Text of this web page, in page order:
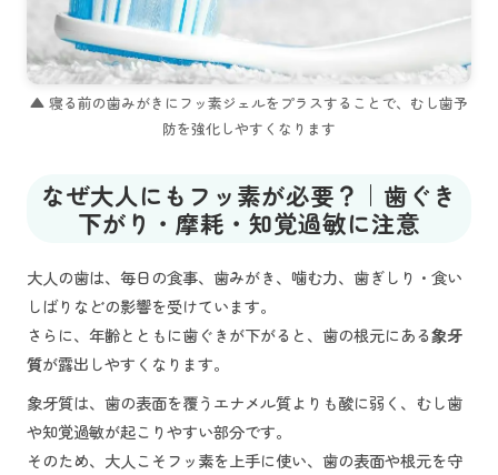
▲ 寝る前の歯みがきにフッ素ジェルをプラスすることで、むし歯予
防を強化しやすくなります
なぜ大人にもフッ素が必要？｜歯ぐき
下がり・摩耗・知覚過敏に注意
大人の歯は、毎日の食事、歯みがき、噛む力、歯ぎしり・食い
しばりなどの影響を受けています。
さらに、年齢とともに歯ぐきが下がると、歯の根元にある象牙
質が露出しやすくなります。
象牙質は、歯の表面を覆うエナメル質よりも酸に弱く、むし歯
や知覚過敏が起こりやすい部分です。
そのため、大人こそフッ素を上手に使い、歯の表面や根元を守